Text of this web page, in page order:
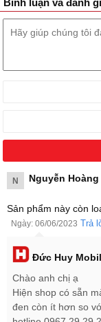
Cùng nhiều tiện ích
thông minh, đo
Bình luận và đánh
N Nguyễn Hoàng
Sản phẩm này còn
Ngày: 06/06/2023 Trả
Đức Huy
Chào anh chị ạ
Hiện shop có sẵn
đen còn ít hơn so